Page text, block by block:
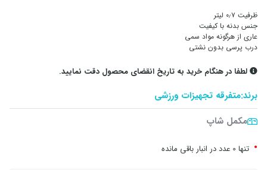
ظرفیت ۰٫۷ لیتر
جنس بدنه با کیفیت
عاری از هرگونه مواد سمی
درب پرسی بدون نشتی
لطفا در هنگام خرید به تاریخ انقضای محصول دقت نمایید.
برند:متفرقه تجهیزات ورزشی
مکمل شاپ
• تنها 0 عدد در انبار باقی مانده